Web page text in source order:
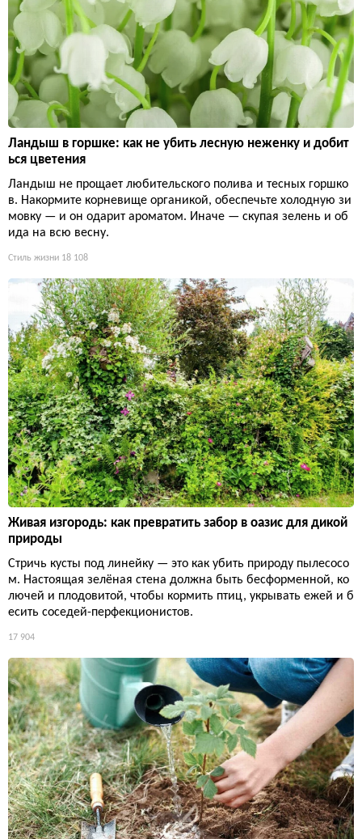
Ландыш в горшке: как не убить лесную неженку и добит
ься цветения
Ландыш не прощает любительского полива и тесных горшко
в. Накормите корневище органикой, обеспечьте холодную зи
мовку — и он одарит ароматом. Иначе — скупая зелень и об
ида на всю весну.
Стиль жизни 18 108
Живая изгородь: как превратить забор в оазис для дикой
природы
Стричь кусты под линейку — это как убить природу пылесосо
м. Настоящая зелёная стена должна быть бесформенной, ко
лючей и плодовитой, чтобы кормить птиц, укрывать ежей и б
есить соседей-перфекционистов.
17 904